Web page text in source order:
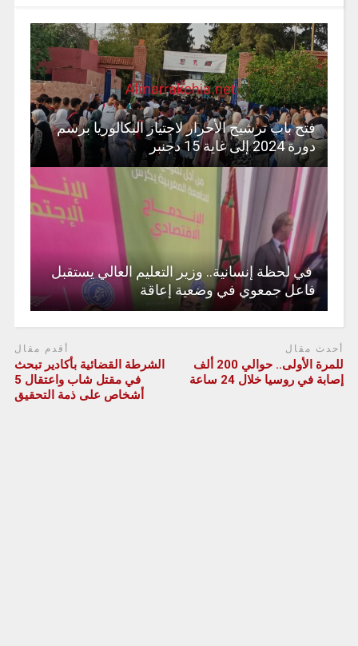
فتح باب ترشيح الأحرار لاجتياز البكالوريا برسم
دورة 2024 إلى غاية 15 دجنبر
في لحظة إنسانية.. وزير التعليم العالي يستقبل
فاعل جمعوي في وضعية إعاقة
أحدث مقال
للمرة الأولى.. حوالي 200 ألف
إصابة في روسيا خلال 24 ساعة
أقدم مقال
الشرطة القضائية بأكادير تبحث
في مقتل شاب واعتقال 5
أشخاص على ذمة التحقيق